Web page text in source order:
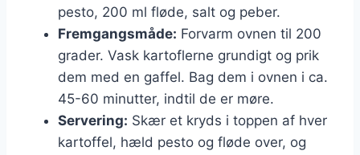
pesto, 200 ml fløde, salt og peber.
Fremgangsmåde: Forvarm ovnen til 200
grader. Vask kartoflerne grundigt og prik
dem med en gaffel. Bag dem i ovnen i ca.
45-60 minutter, indtil de er møre.
Servering: Skær et kryds i toppen af hver
kartoffel, hæld pesto og fløde over, og